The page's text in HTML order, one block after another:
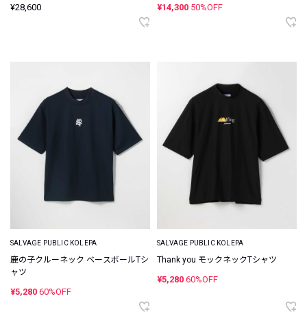
¥28,600 ¥14,300 50%OFF
SALVAGE PUBLIC KOLEPA
鹿の子クルーネック ベースボールTシ
ャツ
¥5,280 60%OFF
SALVAGE PUBLIC KOLEPA
Thank you モックネックTシャツ
¥5,280 60%OFF